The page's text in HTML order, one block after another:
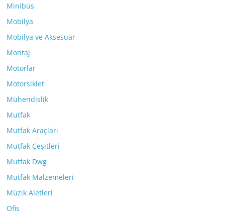
Minibüs
Mobilya
Mobilya ve Aksesuar
Montaj
Motorlar
Motorsiklet
Mühendislik
Mutfak
Mutfak Araçları
Mutfak Çeşitleri
Mutfak Dwg
Mutfak Malzemeleri
Müzik Aletleri
Ofis